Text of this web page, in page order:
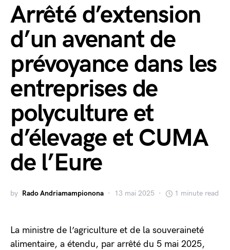
Arrêté d’extension
d’un avenant de
prévoyance dans les
entreprises de
polyculture et
d’élevage et CUMA
de l’Eure
by Rado Andriamampionona 13 mai 2025 1 minute read
La ministre de l’agriculture et de la souveraineté
alimentaire, a étendu, par arrêté du 5 mai 2025,